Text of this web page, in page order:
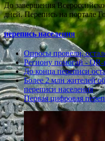
До завершения
дней. Перепись на портале
перепись населения
Опросы провели,
Региону помогай - QR-
До конца переписи
Более 2 млн жителей
переписи населения
Первая цифровая